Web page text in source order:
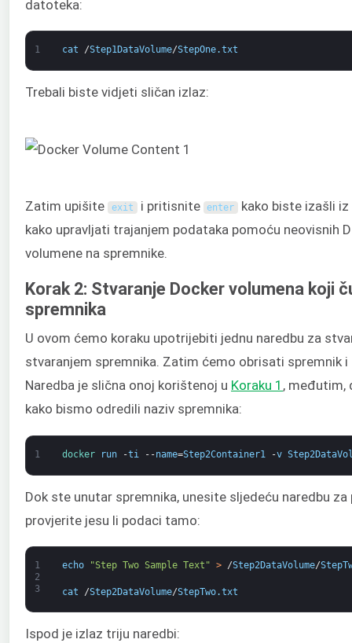
datoteka:
1 cat /Step1DataVolume/StepOne.txt
Trebali biste vidjeti sličan izlaz:
Zatim upišite exit i pritisnite enter
kako biste izašli
kako upravljati trajanjem podataka pomoću neovisnih
volumene na spremnike.
Korak 2: Stvaranje Docker volumena koji
spremnika
U ovom ćemo koraku upotrijebiti jednu naredbu za
stvaranjem spremnika. Zatim ćemo obrisati spremnik
Naredba je slična onoj korištenoj u Koraku 1 , međutim,
kako bismo odredili naziv spremnika:
1 docker run -ti --name=Step2Container1 -v
Dok ste unutar spremnika, unesite sljedeću naredbu
provjerite jesu li podaci tamo:
1
2
3
echo "Step Two Sample Text" > /Step2DataVolume/
cat /Step2DataVolume/StepTwo.txt
Ispod je izlaz triju naredbi: